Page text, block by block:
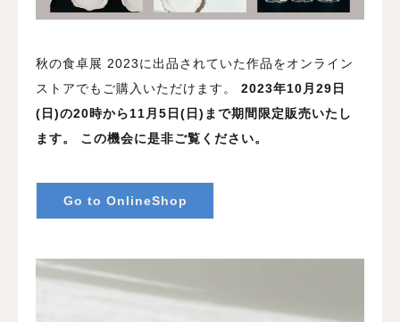
秋の食卓展 2023に出品されていた作品をオンライン
ストアでもご購入いただけます。
2023年10月29日
(日)の20時から11月5日(日)まで期間限定販売いたし
ます。
この機会に是非ご覧ください。
Go to OnlineShop